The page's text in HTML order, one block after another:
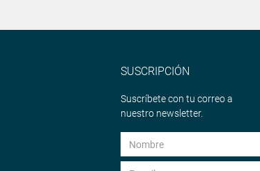
SUSCRIPCIÓN
Suscríbete con tu correo a
nuestro newsletter.